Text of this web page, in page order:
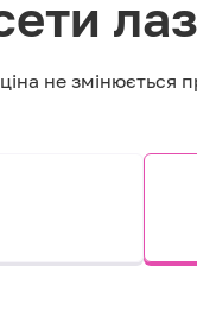
ціна не змінюється